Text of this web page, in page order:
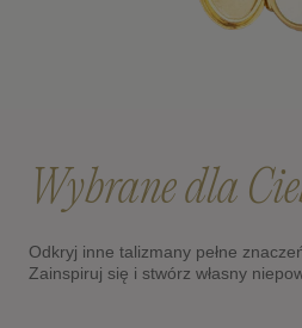
Wybrane dla
Odkryj inne talizmany pełne
Zainspiruj się i stwórz własny